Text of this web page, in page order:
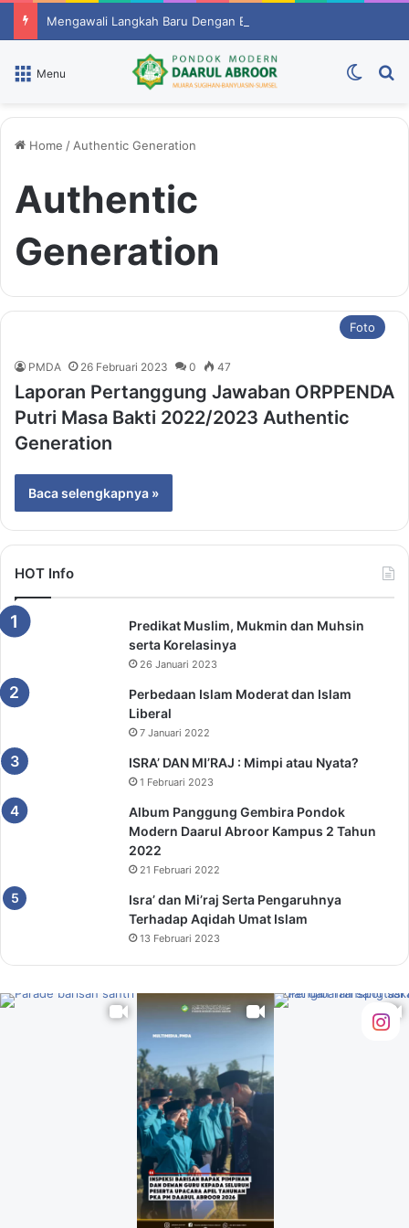
Menu
Home / Authentic Generation
Authentic
Generation
Foto
PMDA 26 Februari 2023 0 47
Laporan Pertanggung Jawaban ORPPENDA
Putri Masa Bakti 2022/2023 Authentic
Generation
Baca selengkapnya »
HOT Info
Predikat Muslim, Mukmin dan Muhsin
serta Korelasinya
26 Januari 2023
Perbedaan Islam Moderat dan Islam
Liberal
7 Januari 2022
ISRA’ DAN MI’RAJ : Mimpi atau Nyata?
1 Februari 2023
Album Panggung Gembira Pondok
Modern Daarul Abroor Kampus 2 Tahun
2022
21 Februari 2022
Isra’ dan Mi’raj Serta Pengaruhnya
Terhadap Aqidah Umat Islam
13 Februari 2023